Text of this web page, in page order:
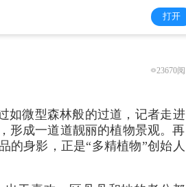
打开
23670阅
如微型森林般的过道，记者走进
形成一道道靓丽的植物景观。再
的身影，正是“多精植物”创始人